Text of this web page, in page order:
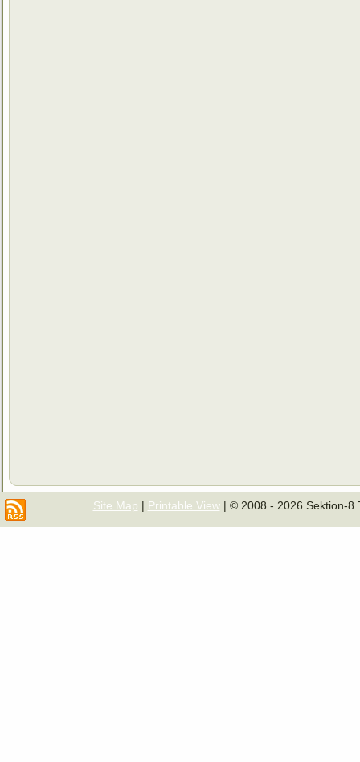
Site Map | Printable View| © 2008 - 2026 Sektion-8